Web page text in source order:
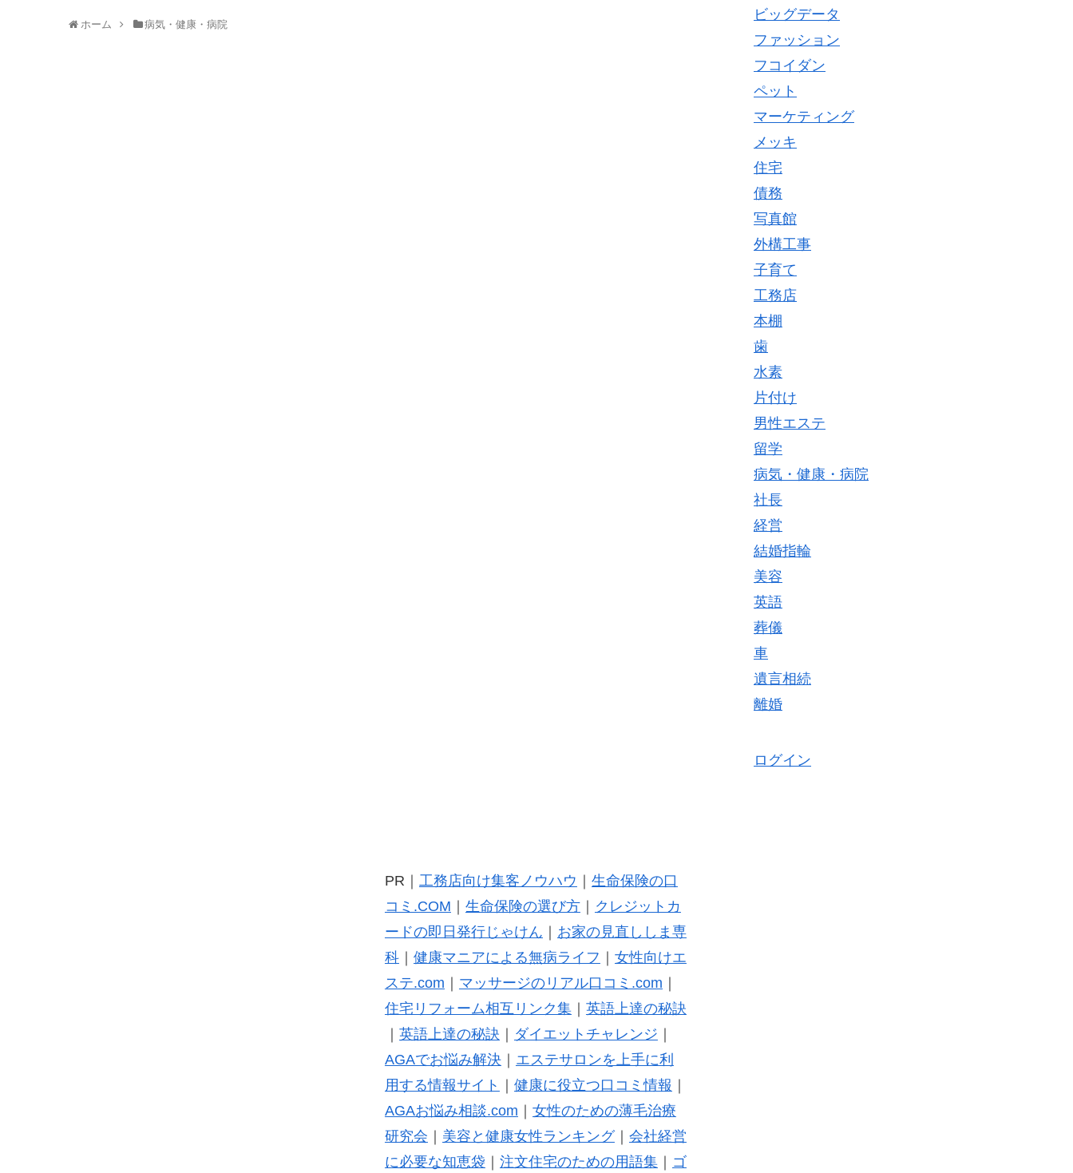
ホーム 病気・健康・病院
ビッグデータ
ファッション
フコイダン
ペット
マーケティング
メッキ
住宅
債務
写真館
外構工事
子育て
工務店
本棚
歯
水素
片付け
男性エステ
留学
病気・健康・病院
社長
経営
結婚指輪
美容
英語
葬儀
車
遺言相続
離婚
ログイン
PR｜ 工務店向け集客ノウハウ
生命保険の口
コミ.COM
生命保険の選び方｜
クレジットカ
ードの即日発行じゃけん
お家の見直ししま専
科｜ 健康マニアによる無病ライフ
女性向けエ
ステ.com
マッサージのリアル口コミ.com
住宅リフォーム相互リンク集｜ 英語上達の秘訣
英語上達の秘訣 ダイエットチャレンジ
AGAでお悩み解決｜ エステサロンを上手に利
用する情報サイト
健康に役立つ口コミ情報
AGAお悩み相談.com
女性のための薄毛治療
研究会
美容と健康女性ランキング｜ 会社経営
に必要な知恵袋
注文住宅のための用語集｜ ゴ